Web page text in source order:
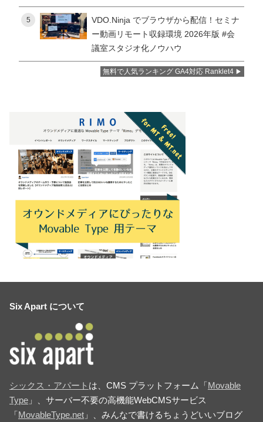
5
VDO.Ninja でブラウザから配信！セミナ
ー動画リモート収録環境 2026年版 #会
議室スタジオ化ノウハウ
無料で人気ランキング GA4対応 Ranklet4
Six Apart について
シックス・アパート は、CMS プラットフォーム「 Movable
Type 」、サーバー不要の高機能WebCMSサービス
「 MovableType.net 」、みんなで書けるちょうどいいブログ